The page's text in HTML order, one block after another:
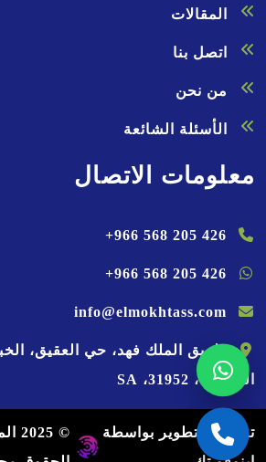
المقالات
اتصل بنا
من نحن
الأسئلة الشائعة
معلومات الاتصال
+966 568 205 426
+966 568 205 426
info@elmokhtass.com
طريق الملك فهد، حي العقيق،
الشرقية، 31952، SA
تصميم وتطوير بواسطة
©